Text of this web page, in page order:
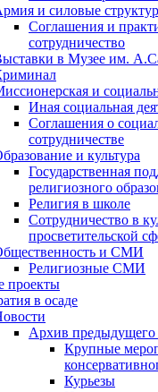
и силовые
Соглашения и
сотрудничество
в Музее им.
и
Иная социальная
Соглашения о
сотрудничестве
и культура
Государственная
религиозного
Религия в школе
Сотрудничество в
просветительской
и СМИ
Религиозные СМИ
проекты
в осаде
Архив предыдущего
Крупные
Курьезы